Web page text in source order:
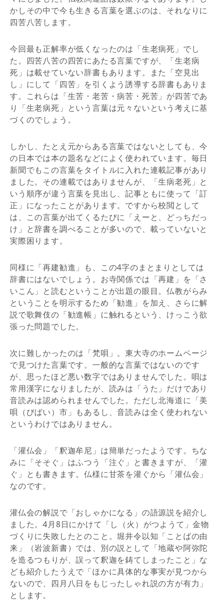
かしその中で今も生きる言葉を選ぶのは、それなりに
四苦八苦します。
今回最も正解率が低くなったのは「生老病死」でし
た。四苦八苦の四苦にあたる言葉ですが、「生老病
死」は載せていない辞書もあります。また「空見出
し」にして「四苦」を引くよう誘導する辞書もありま
す。これらは「生苦・老苦・病苦・死苦」が四苦であ
り「生老病死」という言葉は元々ないという考えに基
づくのでしょう。
しかし、たとえ元からある言葉ではないとしても、今
の日本では本の題名などによく使われています。毎日
新聞でもこの言葉をタイトルに入れた連載記事があり
ました。その連載ではありませんが、「生病老死」と
いう順序が違う言葉を見出し、記事ともに使って「訂
正」になったことがあります。ですから校閲として
は、この言葉が出てくるたびに「えーと、どっちだっ
け」と辞書を調べることが多いので、載っていないと
実際困ります。
同様に「再建勧進」も、この4字のまとまりとしては
辞書にはないでしょう。お寺関係では「再建」を「さ
いこん」と読むということが出題の眼目。仏教がらみ
ということを明示するため「勧進」を加え、さらに解
説で歌舞伎の「勧進帳」に触れるという、けっこう欲
張った問題でした。
次に難しかったのは「梵唄」。東大寺のホームページ
で見つけた言葉です。一般的な言葉ではないのです
が、思ったほど悪い数字ではありませんでした。唄は
常用漢字になりましたが、読みは「うた」だけであり
音読みは認められませんでした。ただし北海道に「美
唄（びばい）市」もあるし、音読みは全く使われない
というわけではありません。
「灌仏会」「釈迦牟尼」は簡単だったようです。ちな
みに「そそぐ」はふつう「注ぐ」と書きますが、「灌
ぐ」とも書きます。仏様に甘茶を灌ぐから「灌仏会」
なのです。
灌仏会の解説で「おしゃかになる」の語源説を紹介し
ました。4月8日にかけて「し（火）がつようて」金物
づくりに失敗したとのこと。堀井令以知「ことばの由
来」（岩波新書）では、別の説として「地蔵や阿弥陀
を造るつもりが、誤って釈迦を鋳てしまったこと」な
ども紹介したうえで「ほかに具体的な事実が見つから
ないので、四月八日をもじったしゃれ説の方が有力」
とします。